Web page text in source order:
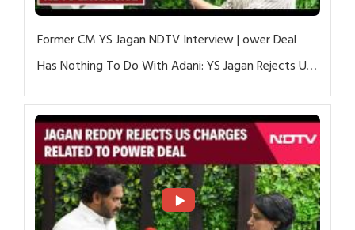
Former CM YS Jagan NDTV Interview | ower Deal
Has Nothing To Do With Adani: YS Jagan Rejects US
Charges